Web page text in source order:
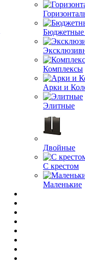
Бюджетные
Комплексы
Арки и
Элитные
Двойные
С крестом
Маленькие